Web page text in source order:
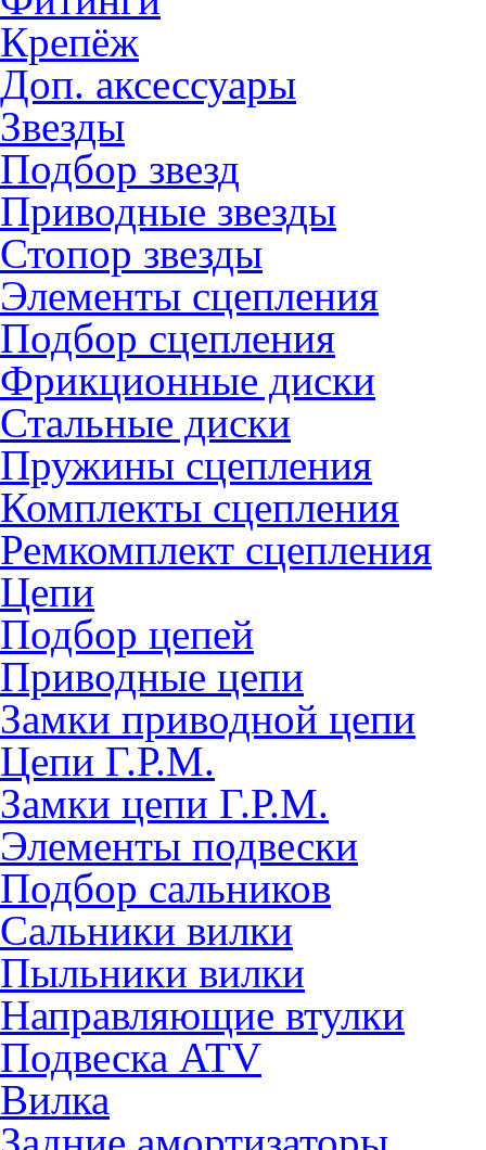
Крепёж
Доп. аксессуары
Звезды
Подбор звезд
Приводные звезды
Стопор звезды
Элементы сцепления
Подбор сцепления
Фрикционные диски
Стальные диски
Пружины сцепления
Комплекты сцепления
Ремкомплект сцепления
Цепи
Подбор цепей
Приводные цепи
Замки приводной цепи
Цепи Г.Р.М.
Замки цепи Г.Р.М.
Элементы подвески
Подбор сальников
Сальники вилки
Пыльники вилки
Направляющие втулки
Подвеска ATV
Вилка